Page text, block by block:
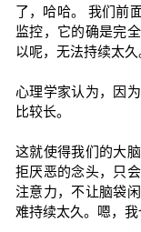
了，哈哈。 我们前
监控，它的确是完
以呢，无法持续太久
心理学家认为，因
比较长。
这就使得我们的大
拒厌恶的念头，只
注意力，不让脑袋
难持续太久。嗯，我